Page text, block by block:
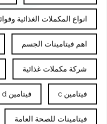
انواع المكملات الغذائية
اهم فيتامينات الجسم
شركة مكملات غذائية
فيتامين c فيتامين d
فيتامينات للصحة العامة